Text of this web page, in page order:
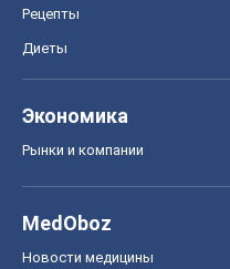
Рецепты
Диеты
Экономика
Рынки и компании
MedOboz
Новости медицины